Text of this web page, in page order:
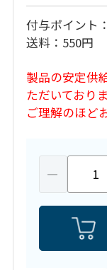
付与ポイント
送料
550円
製品の安定供
ただいておりま
ご理解のほど